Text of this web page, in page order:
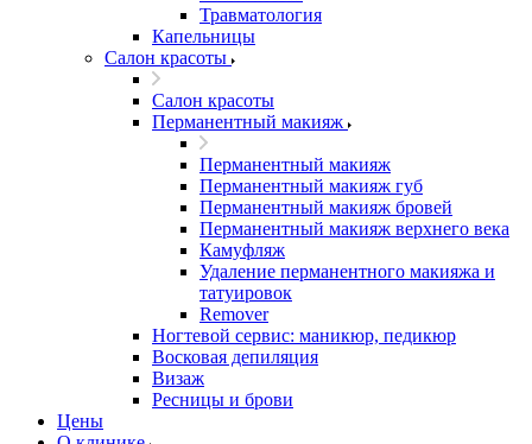
Травматология
Капельницы
Салон красоты
Салон красоты
Перманентный макияж
Перманентный макияж
Перманентный макияж губ
Перманентный макияж бровей
Перманентный макияж верхнего века
Камуфляж
Удаление перманентного макияжа и
татуировок
Remover
Ногтевой сервис: маникюр, педикюр
Восковая депиляция
Визаж
Ресницы и брови
Цены